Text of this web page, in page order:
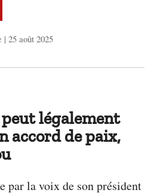
25 août 2025
légalement
accord de paix,
par la voix de son président